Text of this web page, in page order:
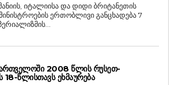
იტალიისა და დიდი ბრიტანეთის
ერთობლივი განცხადება 7
2008 ᲬᲚᲘᲡ ᲠᲣᲡᲔᲗ-
ᲬᲚᲘᲡᲗᲐᲕᲡ ᲔᲮᲛᲐᲣᲠᲔᲑᲐ